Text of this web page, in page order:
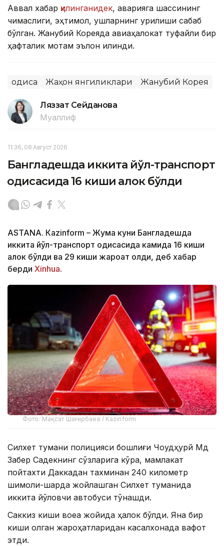
Аввал хабар қилинганидек, аварияга шассининг
чиқмаслиги, эҳтимол, қушларнинг урилиши сабаб
бўлган. Жанубий Кореяда авиаҳалокат туфайли бир
ҳафталик мотам эълон қилинди.
Ҳодиса Жаҳон янгиликлари Жанубий Корея
Ляззат Сейданова
Муаллиф
11:36, 08 Август 2026
Бангладешда иккита йўл-транспорт
ҳодисасида 16 киши ҳалок бўлди
ASTANА. Кazinform – Жума куни Бангладешда
иккита йўл-транспорт ҳодисасида камида 16 киши
ҳалок бўлди ва 29 киши жароҳат олди, деб хабар
берди Xinhua.
Фото: Мақсат Шағирбаев / Kazinform
Силхет тумани полицияси бошлиғи Чоудҳурй Мд
Забер Садекнинг сўзларига кўра, мамлакат
пойтахти Даккадан тахминан 240 километр
шимоли-шарқда жойлашган Силхет туманида
иккита йўловчи автобуси тўқнашди.
Саккиз киши воқеа жойида ҳалок бўлди. Яна бир
киши олган жароҳатларидан касалхонада вафот
этди.